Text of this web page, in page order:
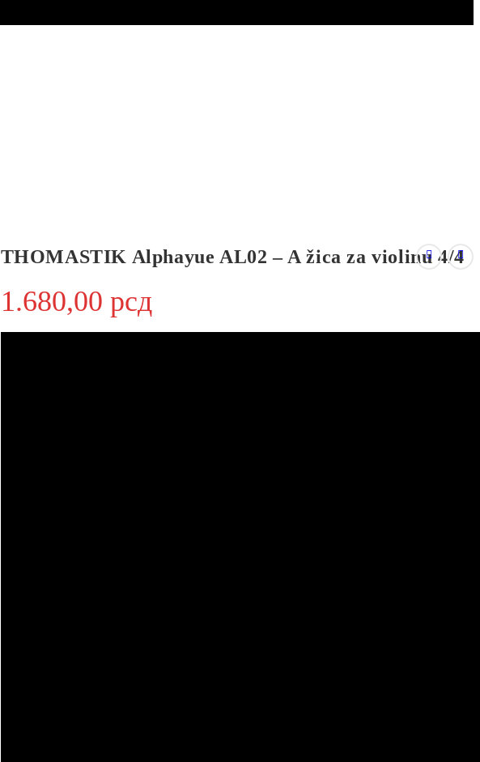
THOMASTIK Alphayue AL02 – A žica za violinu 4/4
1.680,00 рсд